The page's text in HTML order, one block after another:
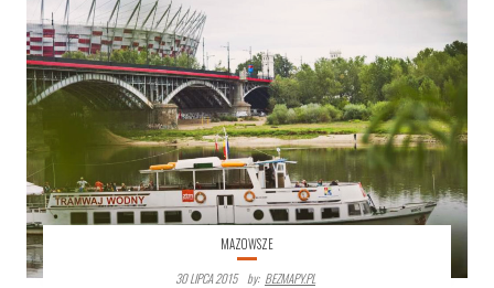
MAZOWSZE
30 LIPCA 2015
By: BEZMAPY.PL